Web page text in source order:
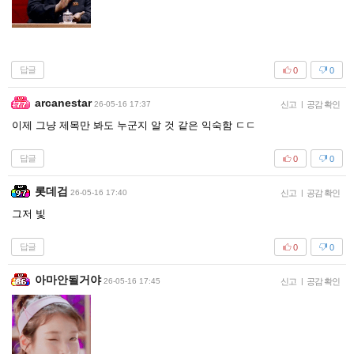
답글 0
0
arcanestar 26-05-16 17:37 신고 | 공감 확인
이제 그냥 제목만 봐도 누군지 알 것 같은 익숙함 ㄷㄷ
답글 0
0
롯데검 26-05-16 17:40 신고 | 공감 확인
그저 빛
답글 0
0
아마안될거야 26-05-16 17:45 신고 | 공감 확인